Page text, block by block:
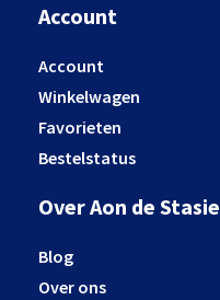
Account
Account
Winkelwagen
Favorieten
Bestelstatus
Over Aon de Stasie
Blog
Over ons